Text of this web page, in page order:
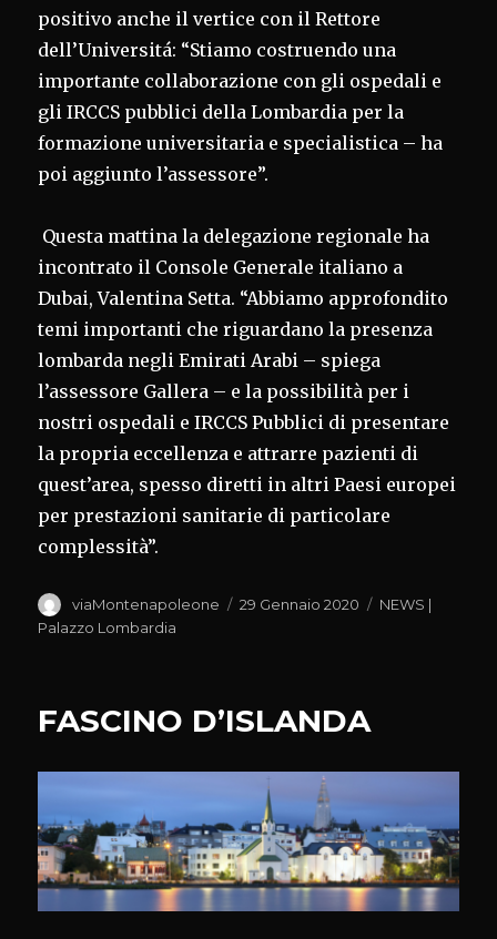
positivo anche il vertice con il Rettore
dell’Universitá: “Stiamo costruendo una
importante collaborazione con gli ospedali e
gli IRCCS pubblici della Lombardia per la
formazione universitaria e specialistica – ha
poi aggiunto l’assessore”.
Questa mattina la delegazione regionale ha
incontrato il Console Generale italiano a
Dubai, Valentina Setta. “Abbiamo approfondito
temi importanti che riguardano la presenza
lombarda negli Emirati Arabi – spiega
l’assessore Gallera – e la possibilità per i
nostri ospedali e IRCCS Pubblici di presentare
la propria eccellenza e attrarre pazienti di
quest’area, spesso diretti in altri Paesi europei
per prestazioni sanitarie di particolare
complessità”.
Autore
viaMontenapoleone
Pubblicato
29 Gennaio 2020 Categorie
NEWS |
Palazzo Lombardia
FASCINO D’ISLANDA